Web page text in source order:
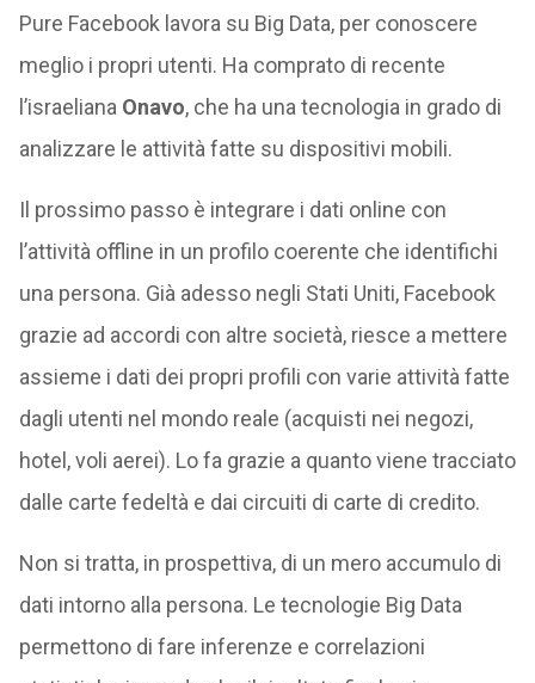
Pure Facebook lavora su Big Data, per conoscere
meglio i propri utenti. Ha comprato di recente
l’israeliana Onavo, che ha una tecnologia in grado di
analizzare le attività fatte su dispositivi mobili.
Il prossimo passo è integrare i dati online con
l’attività offline in un profilo coerente che identifichi
una persona. Già adesso negli Stati Uniti, Facebook
grazie ad accordi con altre società, riesce a mettere
assieme i dati dei propri profili con varie attività fatte
dagli utenti nel mondo reale (acquisti nei negozi,
hotel, voli aerei). Lo fa grazie a quanto viene tracciato
dalle carte fedeltà e dai circuiti di carte di credito.
Non si tratta, in prospettiva, di un mero accumulo di
dati intorno alla persona. Le tecnologie Big Data
permettono di fare inferenze e correlazioni